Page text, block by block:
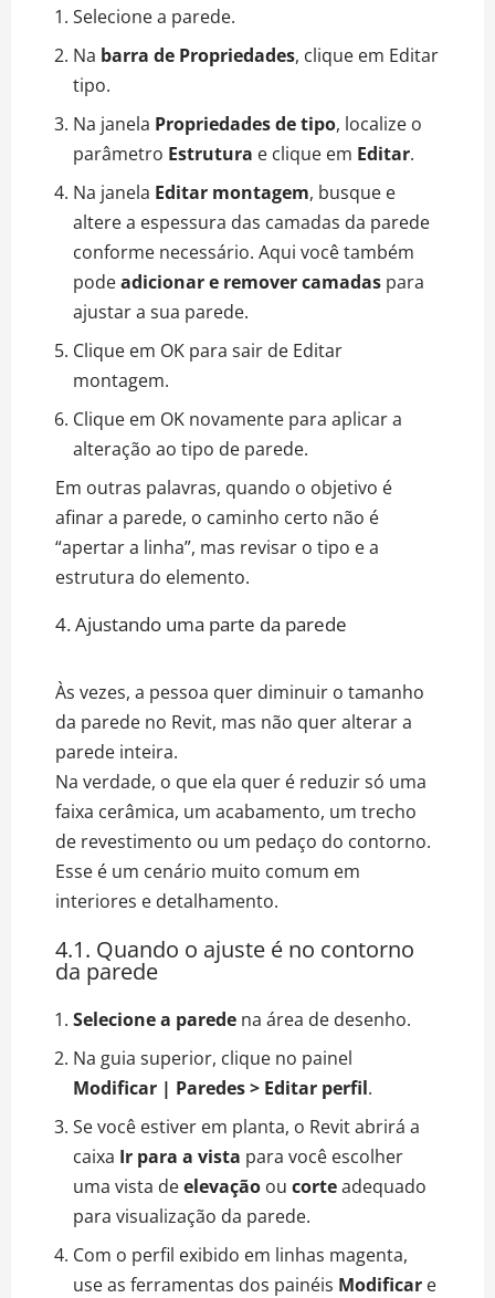
Selecione a parede.
Na barra de Propriedades, clique em Editar
tipo.
Na janela Propriedades de tipo, localize o
parâmetro Estrutura e clique em Editar.
Na janela Editar montagem, busque e
altere a espessura das camadas da parede
conforme necessário. Aqui você também
podeadicionar e remover camadas para
ajustar a sua parede.
Clique em OK para sair de Editar
montagem.
Clique em OK novamente para aplicar a
alteração ao tipo de parede.
Em outras palavras, quando o objetivo é
afinar a parede, o caminho certo não é
“apertar a linha”, mas revisar o tipo e a
estrutura do elemento.
4. Ajustando uma parte da parede
Às vezes, a pessoa quer diminuir o tamanho
da parede no Revit, mas não quer alterar a
parede inteira.
Na verdade, o que ela quer é reduzir só uma
faixa cerâmica, um acabamento, um trecho
de revestimento ou um pedaço do contorno.
Esse é um cenário muito comum em
interiores e detalhamento.
4.1. Quando o ajuste é no contorno
da parede
Selecione a parede na área de desenho.
Na guia superior, clique no painel
Modificar | Paredes > Editar perfil.
Se você estiver em planta, o Revit abrirá a
caixa Ir para a vista para você escolher
uma vista deelevação ou corteadequado
para visualização da parede.
Com o perfil exibido em linhas magenta,
use as ferramentas dos painéis Modificar e